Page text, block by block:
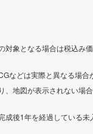
対象となる場合は税込み
などは実際と異なる場合
、地図が表示されない場
成後1年を経過している